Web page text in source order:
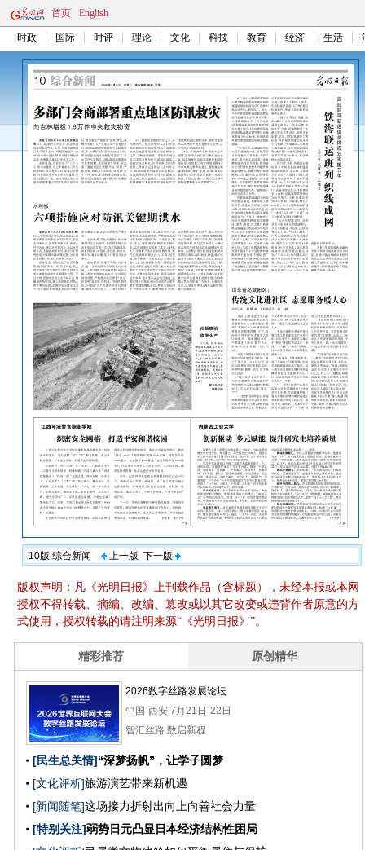
首页 English
时政 国际 时评 理论 文化 科技 教育 经济 生活
10版:综合新闻 上一版 下一版
版权声明：凡《光明日报》上刊载作品（含标题），未经本报或本网
授权不得转载、摘编、改编、篡改或以其它改变或违背作者原意的方
式使用，授权转载的请注明来源“《光明日报》”。